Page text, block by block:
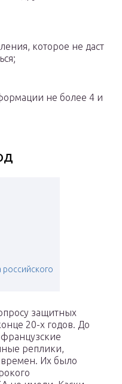
которое не даст
не более 4 и
российского
защитных
20-х годов. До
реплики,
Их было